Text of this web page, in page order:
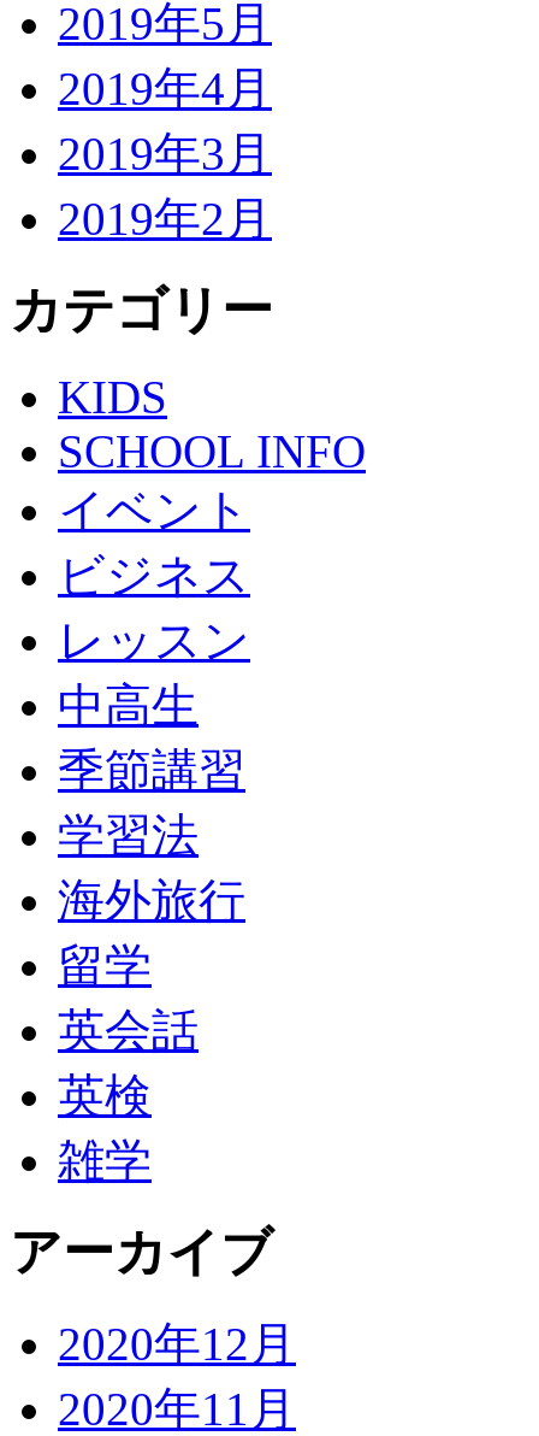
2019年5月
2019年4月
2019年3月
2019年2月
カテゴリー
KIDS
SCHOOL INFO
イベント
ビジネス
レッスン
中高生
季節講習
学習法
海外旅行
留学
英会話
英検
雑学
アーカイブ
2020年12月
2020年11月